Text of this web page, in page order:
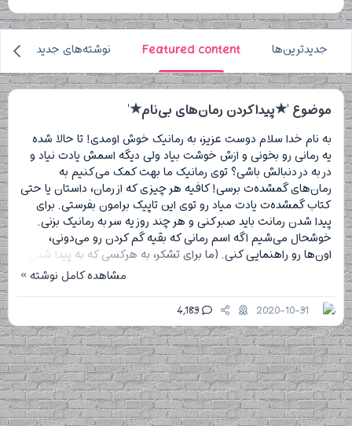
جدیدترین‌ها Featured content نوشته‌های جدید
موضوع '★پیدا کردن رمان‌های بی‌نام★'
به نام خدا سلام دوست عزیز، به رما‌نیک خوش اومدی! تا حالا شده
یه رمانی رو بخونی و ازش خوشت بیاد ولی دیگه اسمش یادت نیاد و
در به در دنبالش باشی؟ توی ر‌مانیک ما بهت کمک می‌کنیم به
ر‌مان‌های گمشده‌ت برسی! کافیه هر چیزی که از ر‌مان، د‌استان یا حتی
کتاب گمشده‌ت یادت میاد رو توی این تاپیک برامون بفرستی. برای
پیدا شدن رمانت باید صبر کنی و هر چند روز یه سر به رمانیک بزنی.
خوشحال می‌شیم اگه اسم رمانی که بقیه گم کردن رو می‌دونی،
اون‌ها رو راهنمایی کنی. (ما برای تشکر، به هرکسی که به پیدا شدن
مشاهده کامل نوشته »
2020-10-31
4,183